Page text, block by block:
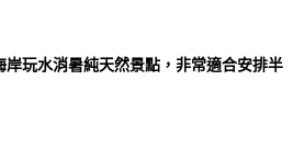
玩水消暑純天然景點，非常適合安排半